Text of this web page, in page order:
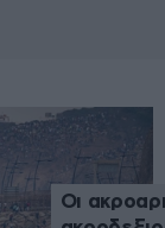
Οι